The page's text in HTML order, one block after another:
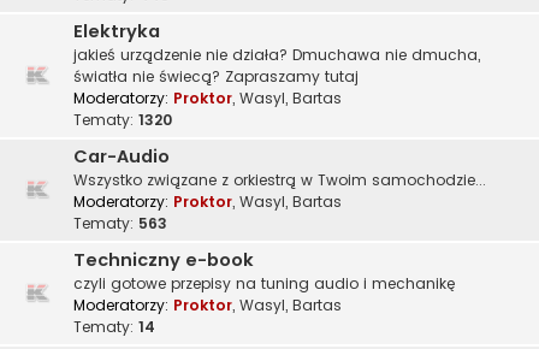
Elektryka
jakieś urządzenie nie działa? Dmuchawa nie dmucha,
światła nie świecą? Zapraszamy tutaj
Moderatorzy: Proktor, Wasyl, Bartas
Tematy: 1320
Car-Audio
Wszystko związane z orkiestrą w Twoim samochodzie...
Moderatorzy: Proktor, Wasyl, Bartas
Tematy: 563
Techniczny e-book
czyli gotowe przepisy na tuning audio i mechanikę
Moderatorzy: Proktor, Wasyl, Bartas
Tematy: 14